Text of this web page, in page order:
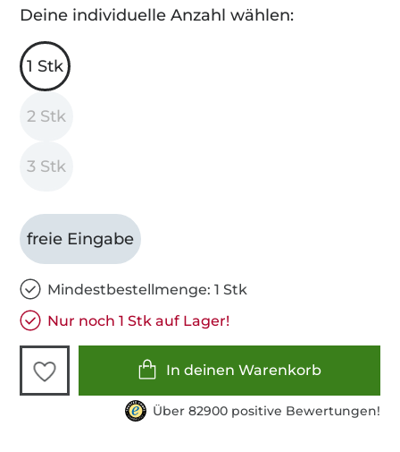
Deine individuelle Anzahl wählen:
1 Stk
2 Stk
3 Stk
freie Eingabe
Mindestbestellmenge: 1 Stk
Nur noch 1 Stk auf Lager!
In deinen Warenkorb
Über 82900 positive Bewertungen!